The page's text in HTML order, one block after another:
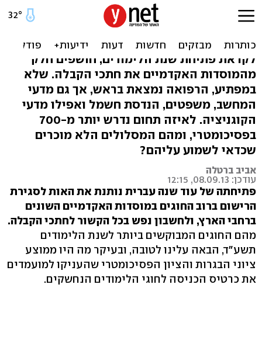
החוגים המבוקשים: רפואה,
מחשבים ומשפטים
לקראת פתיחת שנת הלימודים, חושפים חלק
מהמוסדות האקדמיים את חתכי הקבלה. שלא
במפתיע, הרפואה נמצאת בראש, אך גם מדעי
המחשב, משפטים, הנדסת חשמל ואפילו מדעי
הקוגניציה. לאיזה תחום נדרש יותר מ-700
בפסיכומטרי, ומהם המסלולים הלא מוכרים
שכדאי לשמוע עליהם?
אביב ברטלה
עודכן: 08.09.13, 12:15
פתיחתה של עוד שנה עברית נותנת את האות לסגירת
הרישום ברוב החוגים במוסדות האקדמיים השונים
ברחבי הארץ, ולחשבון נפש בכל הקשור לחתכי הקבלה.
מהם החוגים המבוקשים ביותר לשנת הלימודים
תשע"ד, הבאה עלינו לטובה, ובעיקר מה היו ממוצע
ציוני הבגרות והציון הפסיכומטרי שהעניקו למועמדים
את כרטיס הכניסה לחוגי הלימודים הנחשקים.